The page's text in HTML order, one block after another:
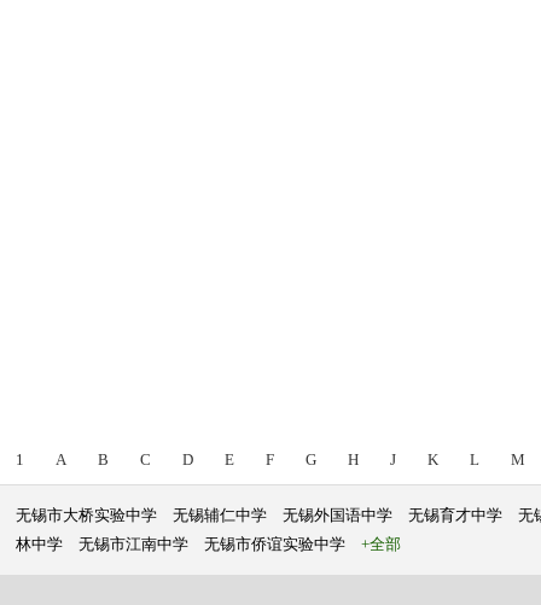
1 A B C D E F G H J K L M
无锡市大桥实验中学 无锡辅仁中学 无锡外国语中学 无锡育才中学
无
林中学
无锡市江南中学 无锡市侨谊实验中学 +全部